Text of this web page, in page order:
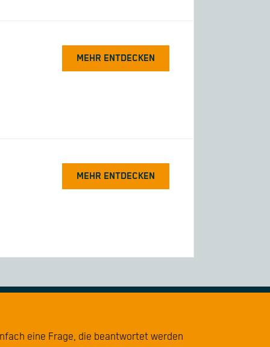
MEHR ENTDECKEN
MEHR ENTDECKEN
eine Frage, die beantwortet werden